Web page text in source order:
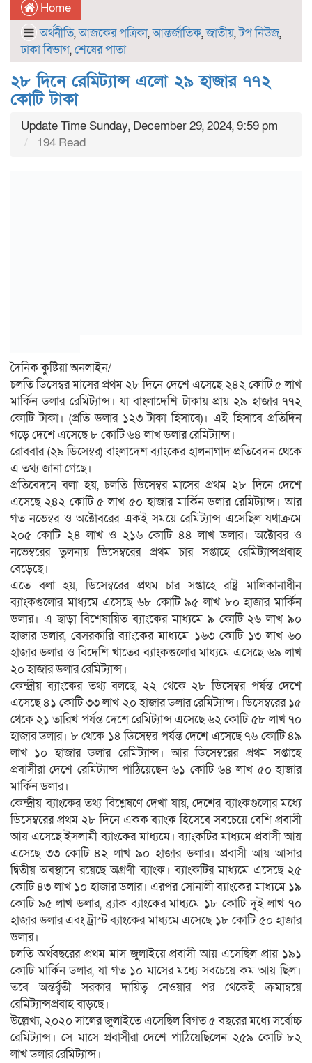
Home
অর্থনীতি,আজকের পত্রিকা,আন্তর্জাতিক,জাতীয়,টপ নিউজ,
ঢাকা বিভাগ,শেষের পাতা
২৮ দিনে রেমিট্যান্স এলো ২৯ হাজার ৭৭২
কোটি টাকা
Update Time Sunday, December 29, 2024, 9:59 pm
194 Read
দৈনিক কুষ্টিয়া অনলাইন/
চলতি ডিসেম্বর মাসের প্রথম ২৮ দিনে দেশে এসেছে ২৪২ কোটি ৫ লাখ
মার্কিন ডলার রেমিট্যান্স। যা বাংলাদেশি টাকায় প্রায় ২৯ হাজার ৭৭২
কোটি টাকা। (প্রতি ডলার ১২৩ টাকা হিসাবে)। এই হিসাবে প্রতিদিন
গড়ে দেশে এসেছে ৮ কোটি ৬৪ লাখ ডলার রেমিট্যান্স।
রোববার (২৯ ডিসেম্বর) বাংলাদেশ ব্যাংকের হালনাগাদ প্রতিবেদন থেকে
এ তথ্য জানা গেছে।
প্রতিবেদনে বলা হয়, চলতি ডিসেম্বর মাসের প্রথম ২৮ দিনে দেশে
এসেছে ২৪২ কোটি ৫ লাখ ৫০ হাজার মার্কিন ডলার রেমিট্যান্স। আর
গত নভেম্বর ও অক্টোবরের একই সময়ে রেমিট্যান্স এসেছিল যথাক্রমে
২০৫ কোটি ২৪ লাখ ও ২১৬ কোটি ৪৪ লাখ ডলার। অক্টোবর ও
নভেম্বরের তুলনায় ডিসেম্বরের প্রথম চার সপ্তাহে রেমিট্যান্সপ্রবাহ
বেড়েছে।
এতে বলা হয়, ডিসেম্বরের প্রথম চার সপ্তাহে রাষ্ট্র মালিকানাধীন
ব্যাংকগুলোর মাধ্যমে এসেছে ৬৮ কোটি ৯৫ লাখ ৮০ হাজার মার্কিন
ডলার। এ ছাড়া বিশেষায়িত ব্যাংকের মাধ্যমে ৯ কোটি ২৬ লাখ ৯০
হাজার ডলার, বেসরকারি ব্যাংকের মাধ্যমে ১৬৩ কোটি ১৩ লাখ ৬০
হাজার ডলার ও বিদেশি খাতের ব্যাংকগুলোর মাধ্যমে এসেছে ৬৯ লাখ
২০ হাজার ডলার রেমিট্যান্স।
কেন্দ্রীয় ব্যাংকের তথ্য বলছে, ২২ থেকে ২৮ ডিসেম্বর পর্যন্ত দেশে
এসেছে ৪১ কোটি ৩৩ লাখ ২০ হাজার ডলার রেমিট্যান্স। ডিসেম্বরের ১৫
থেকে ২১ তারিখ পর্যন্ত দেশে রেমিট্যান্স এসেছে ৬২ কোটি ৫৮ লাখ ৭০
হাজার ডলার। ৮ থেকে ১৪ ডিসেম্বর পর্যন্ত দেশে এসেছে ৭৬ কোটি ৪৯
লাখ ১০ হাজার ডলার রেমিট্যান্স। আর ডিসেম্বরের প্রথম সপ্তাহে
প্রবাসীরা দেশে রেমিট্যান্স পাঠিয়েছেন ৬১ কোটি ৬৪ লাখ ৫০ হাজার
মার্কিন ডলার।
কেন্দ্রীয় ব্যাংকের তথ্য বিশ্লেষণে দেখা যায়, দেশের ব্যাংকগুলোর মধ্যে
ডিসেম্বরের প্রথম ২৮ দিনে একক ব্যাংক হিসেবে সবচেয়ে বেশি প্রবাসী
আয় এসেছে ইসলামী ব্যাংকের মাধ্যমে। ব্যাংকটির মাধ্যমে প্রবাসী আয়
এসেছে ৩৩ কোটি ৪২ লাখ ৯০ হাজার ডলার। প্রবাসী আয় আসার
দ্বিতীয় অবস্থানে রয়েছে অগ্রণী ব্যাংক। ব্যাংকটির মাধ্যমে এসেছে ২৫
কোটি ৪৩ লাখ ১০ হাজার ডলার। এরপর সোনালী ব্যাংকের মাধ্যমে ১৯
কোটি ৯৫ লাখ ডলার, ব্র্যাক ব্যাংকের মাধ্যমে ১৮ কোটি দুই লাখ ৭০
হাজার ডলার এবং ট্রাস্ট ব্যাংকের মাধ্যমে এসেছে ১৮ কোটি ৫০ হাজার
ডলার।
চলতি অর্থবছরের প্রথম মাস জুলাইয়ে প্রবাসী আয় এসেছিল প্রায় ১৯১
কোটি মার্কিন ডলার, যা গত ১০ মাসের মধ্যে সবচেয়ে কম আয় ছিল।
তবে অন্তর্র্বতী সরকার দায়িত্ব নেওয়ার পর থেকেই ক্রমান্বয়ে
রেমিট্যান্সপ্রবাহ বাড়ছে।
উল্লেখ্য, ২০২০ সালের জুলাইতে এসেছিল বিগত ৫ বছরের মধ্যে সর্বোচ্চ
রেমিট্যান্স। সে মাসে প্রবাসীরা দেশে পাঠিয়েছিলেন ২৫৯ কোটি ৮২
লাখ ডলার রেমিট্যান্স।